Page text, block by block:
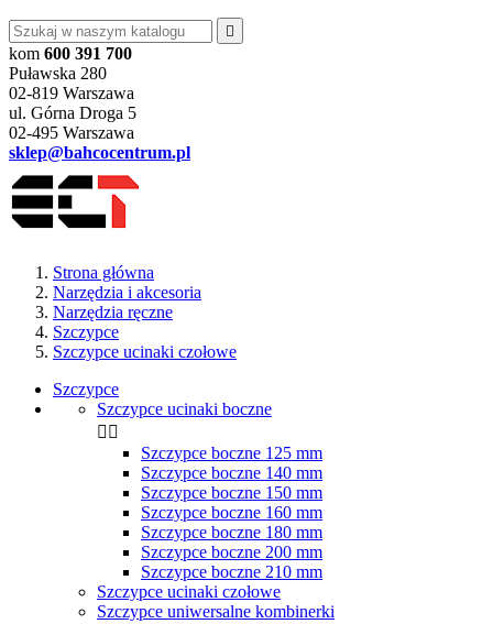

kom 600 391 700
Puławska 280
02-819 Warszawa
ul. Górna Droga 5
02-495 Warszawa
sklep@bahcocentrum.pl
Strona główna
Narzędzia i akcesoria
Narzędzia ręczne
Szczypce
Szczypce ucinaki czołowe
Szczypce
Szczypce ucinaki boczne
 
Szczypce boczne 125 mm
Szczypce boczne 140 mm
Szczypce boczne 150 mm
Szczypce boczne 160 mm
Szczypce boczne 180 mm
Szczypce boczne 200 mm
Szczypce boczne 210 mm
Szczypce ucinaki czołowe
Szczypce uniwersalne kombinerki